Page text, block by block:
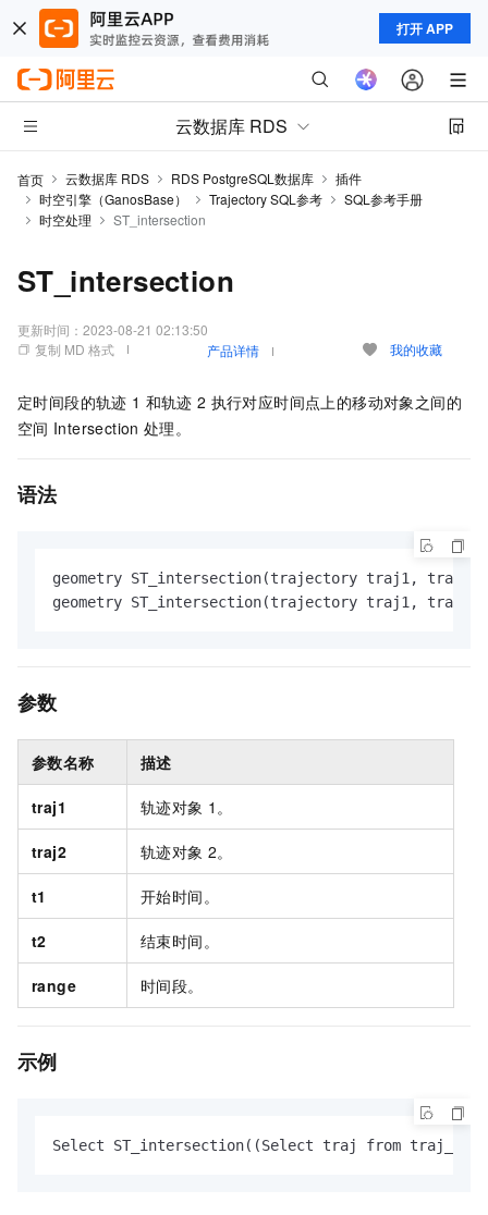
打开 APP
云数据库 RDS
首页 云数据库 RDS RDS PostgreSQL数据库
插件
时空引擎（GanosBase）
Trajectory SQL参考
SQL参考手册
时空处理
ST_intersection
ST_intersection
更新时间： 2023-08-21 02:13:50
复制 MD 格式
产品详情 我的收藏
定时间段的轨迹 1 和轨迹 2 执行对应时间点上的移动对象之间的
空间 Intersection 处理。
语法
geometry ST_intersection(trajectory traj1,
geometry ST_intersection(trajectory traj1,
参数
参数名称 描述
traj1 轨迹对象 1。
traj2 轨迹对象 2。
t1 开始时间。
t2 结束时间。
range 时间段。
示例
Select ST_intersection((Select traj from